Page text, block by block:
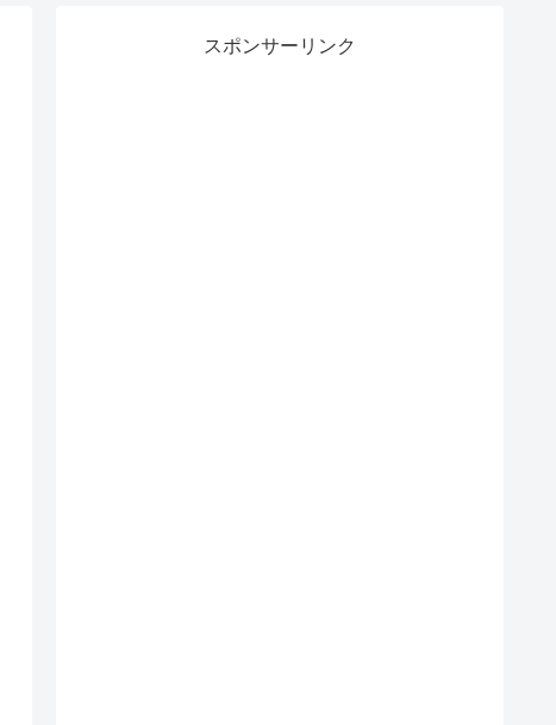
スポンサーリンク